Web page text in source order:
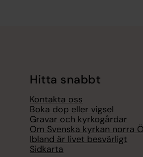
Hitta snabbt
Kontakta oss
Boka dop eller vigsel
Gravar och kyrkogårdar
Om Svenska kyrkan norra
Ibland är livet besvärligt
Sidkarta